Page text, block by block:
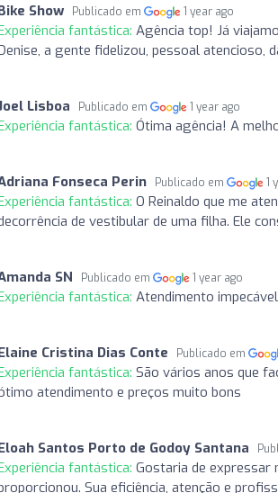
Show Publicado em 1 year ago
fantástica: Agência top! Já
a gente fidelizou, pessoal atencioso,
Lisboa Publicado em 1 year ago
fantástica: Ótima agência! A
Fonseca Perin Publicado em 1
fantástica: O Reinaldo que me
de vestibular de uma filha. Ele
SN Publicado em 1 year ago
fantástica: Atendimento
Cristina Dias Conte Publicado em
fantástica: São vários anos que
atendimento e preços muito bons
Santos Porto de Godoy Santana
fantástica: Gostaria de expressar
Sua eficiência, atenção e